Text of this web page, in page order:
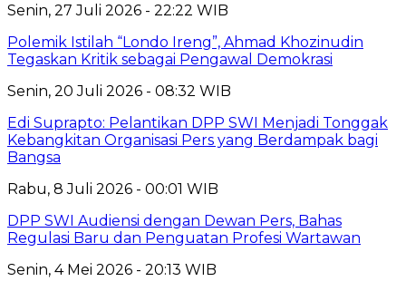
Senin, 27 Juli 2026 - 22:22 WIB
Polemik Istilah “Londo Ireng”, Ahmad Khozinudin
Tegaskan Kritik sebagai Pengawal Demokrasi
Senin, 20 Juli 2026 - 08:32 WIB
Edi Suprapto: Pelantikan DPP SWI Menjadi Tonggak
Kebangkitan Organisasi Pers yang Berdampak bagi
Bangsa
Rabu, 8 Juli 2026 - 00:01 WIB
DPP SWI Audiensi dengan Dewan Pers, Bahas
Regulasi Baru dan Penguatan Profesi Wartawan
Senin, 4 Mei 2026 - 20:13 WIB